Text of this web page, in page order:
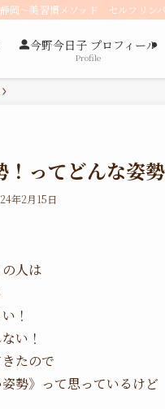
岡〜美習慣メソッド セルフリン
今野今日子 プロフィール
Profile
ってどんな姿
年2月15日
人は
！
い！
たので
勢》って思っているけど